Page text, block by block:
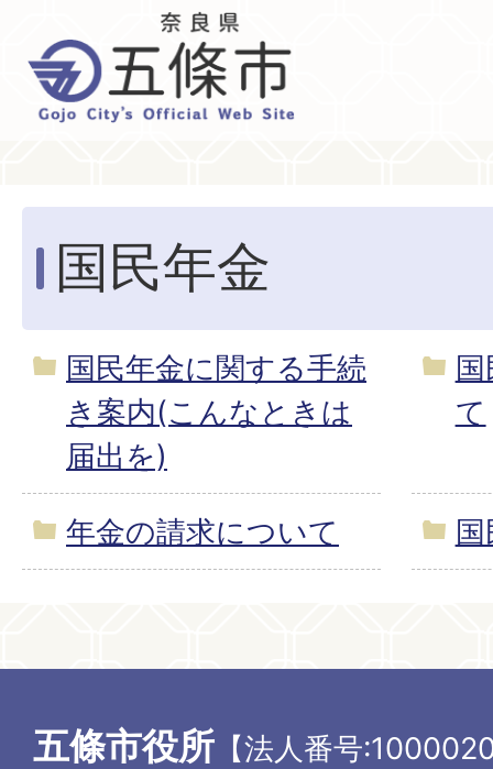
国民年金
国民年金に関する手続
き案内(こんなときは
届出を)
て
年金の請求について
五條市役所 【法人番号